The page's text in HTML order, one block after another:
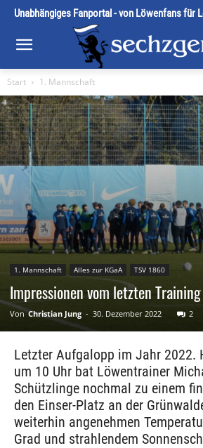
Unabhängiges Fanportal - von Löwenfans für
Start 1. Mannschaft
1. Mannschaft Alles zur KGaA TSV 1860
Impressionen vom letzten
Von Christian Jung - 30. Dezember 2022 2
Letzter Aufgalopp im Jahr 2022.
um 10 Uhr bat Löwentrainer
Schützlinge nochmal zu einem
den Einser-Platz an der
weiterhin angenehmen
Grad und strahlendem